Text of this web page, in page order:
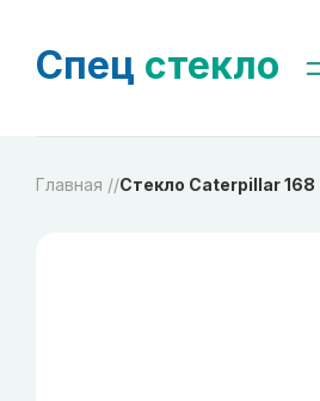
Спец стекло
Главная //Стекло Caterpillar 168